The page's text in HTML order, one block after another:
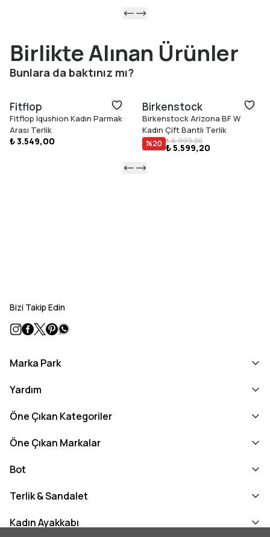
Birlikte Alınan Ürünler
Bunlara da baktınız mı?
Fitflop
Fitflop Iqushion Kadın Parmak
Arası Terlik
₺ 3.549,00
Birkenstock
Birkenstock Arizona BF W
Kadın Çift Bantlı Terlik
%20 ₺ 6.999,00
₺ 5.599,20
Bizi Takip Edin
Marka Park
Yardım
Öne Çıkan Kategoriler
Öne Çıkan Markalar
Bot
Terlik & Sandalet
Kadın Ayakkabı